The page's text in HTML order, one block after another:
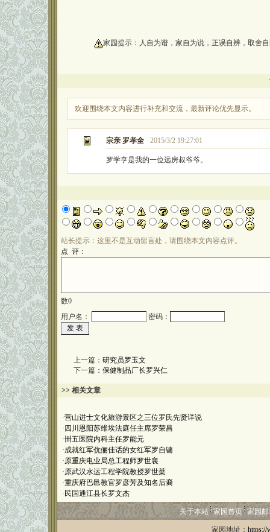
家园提示：人自为谱，家自为说，正误自辨，取舍
欢迎围绕本文内容进行补充和交流，最新评论优先显示。
宗亲 罗孝全 2015/3/2 19:27:01
罗学亨是我的一位远房叔爷爷。
站长提示：这里不是互动留言处，请围绕本文内容点评。
点 评：
数0
用户名：
密码：
上一篇： 研究员罗玉文
下一篇： 保健制品厂长罗兴仁
>> 相关文章
·营山进士文化旅游景区之三位罗氏先贤详说
· 四川恩阳苏维埃法庭任主席罗荣昌
·卌五医院内科主任罗能元
·成就红军伉俪佳话的女红军罗自镛
·原重庆电业局总工程师罗世襄
·原武汉水运工程学院教授罗世棻
·重庆府巴邑教官罗彦芳及知名后裔
· 民国通江县长罗文杰
关于本站 家园首页 家园
家园地址： https://